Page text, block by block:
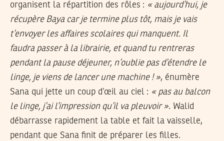
organisent la répartition des rôles : « aujourd’hui, je
récupère Baya car je termine plus tôt, mais je vais
t’envoyer les affaires scolaires qui manquent. Il
faudra passer à la librairie, et quand tu rentreras
pendant la pause déjeuner, n’oublie pas d’étendre le
linge, je viens de lancer une machine ! », énumère
Sana qui jette un coup d’œil au ciel : « pas au balcon
le linge, j’ai l’impression qu’il va pleuvoir ». Walid
débarrasse rapidement la table et fait la vaisselle,
pendant que Sana finit de préparer les filles.